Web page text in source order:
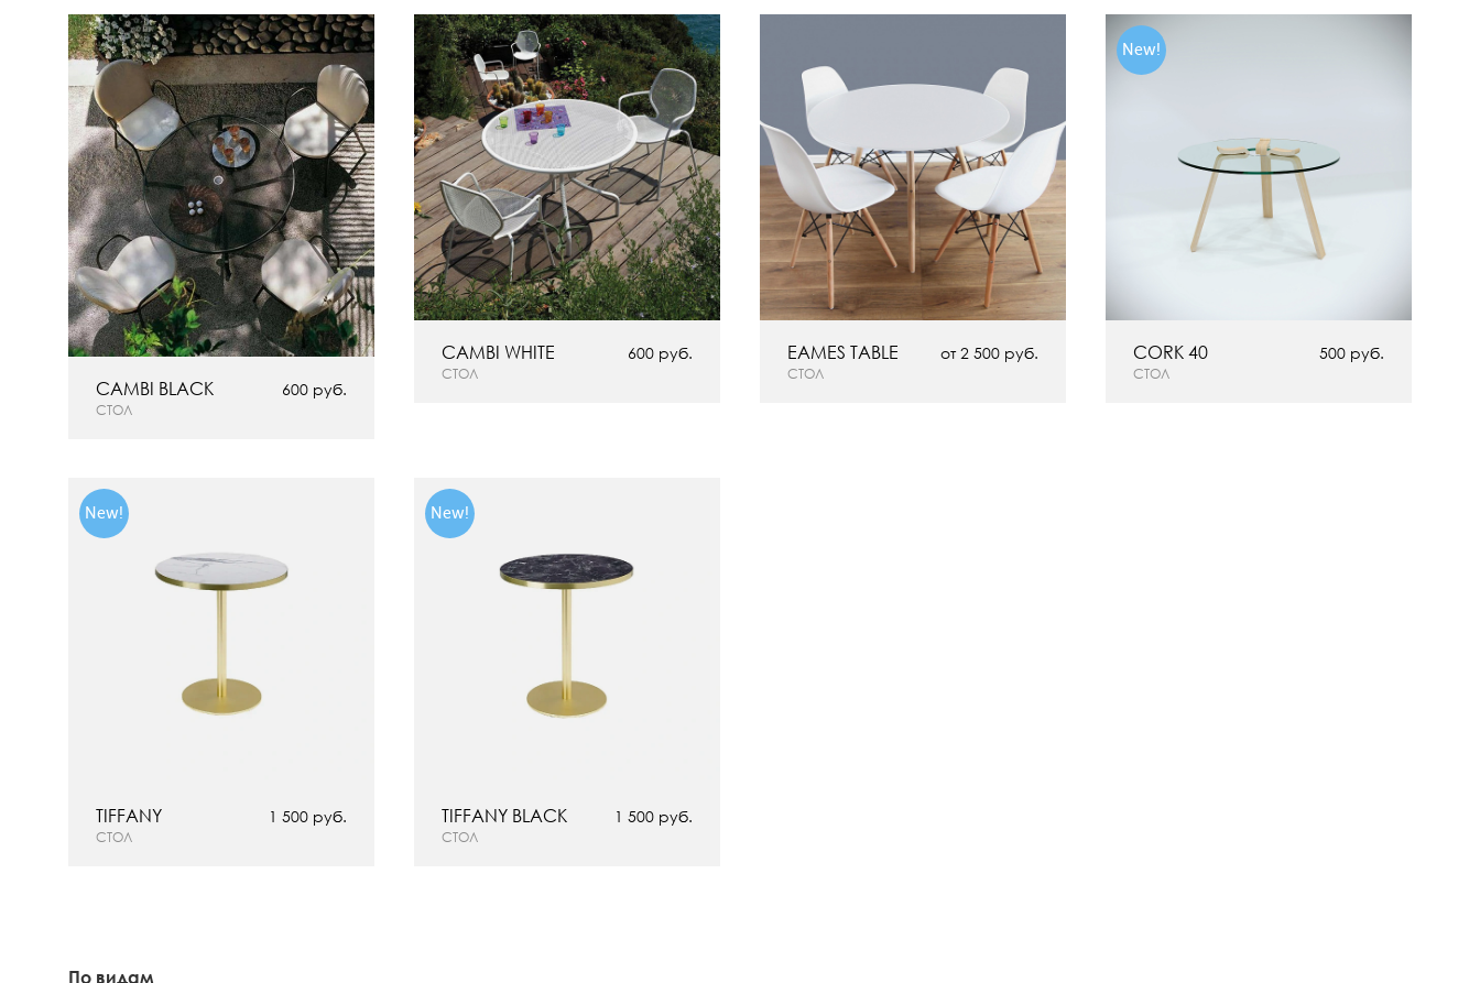
600 руб.
СТОЛ
CAMBI BLACK
600 руб.
СТОЛ
CAMBI WHITE от 2 500 руб.
СТОЛ
EAMES TABLE
New!
500 руб.
СТОЛ
CORK 40
New!
1 500 руб.
СТОЛ
TIFFANY
New!
1 500 руб.
СТОЛ
TIFFANY BLACK
По видам